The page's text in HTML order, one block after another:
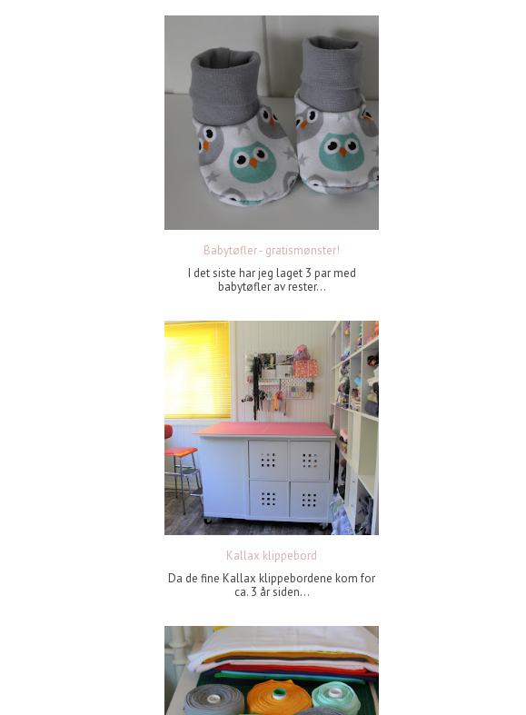
Babytøfler - gratismønster!
I det siste har jeg laget 3 par med
babytøfler av rester...
Kallax klippebord
Da de fine Kallax klippebordene kom for
ca. 3 år siden...